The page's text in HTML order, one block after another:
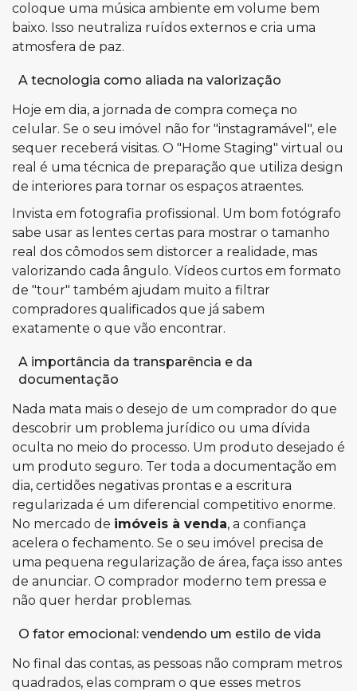
coloque uma música ambiente em volume bem
baixo. Isso neutraliza ruídos externos e cria uma
atmosfera de paz.
A tecnologia como aliada na valorização
Hoje em dia, a jornada de compra começa no
celular. Se o seu imóvel não for "instagramável", ele
sequer receberá visitas. O "Home Staging" virtual ou
real é uma técnica de preparação que utiliza design
de interiores para tornar os espaços atraentes.
Invista em fotografia profissional. Um bom fotógrafo
sabe usar as lentes certas para mostrar o tamanho
real dos cômodos sem distorcer a realidade, mas
valorizando cada ângulo. Vídeos curtos em formato
de "tour" também ajudam muito a filtrar
compradores qualificados que já sabem
exatamente o que vão encontrar.
A importância da transparência e da
documentação
Nada mata mais o desejo de um comprador do que
descobrir um problema jurídico ou uma dívida
oculta no meio do processo. Um produto desejado é
um produto seguro. Ter toda a documentação em
dia, certidões negativas prontas e a escritura
regularizada é um diferencial competitivo enorme.
No mercado de imóveis à venda, a confiança
acelera o fechamento. Se o seu imóvel precisa de
uma pequena regularização de área, faça isso antes
de anunciar. O comprador moderno tem pressa e
não quer herdar problemas.
O fator emocional: vendendo um estilo de vida
No final das contas, as pessoas não compram metros
quadrados, elas compram o que esses metros